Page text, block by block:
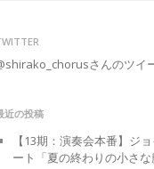
さんのツイ
近の投稿
【13期：演奏会本番】ジ
ート「夏の終わりの小さな